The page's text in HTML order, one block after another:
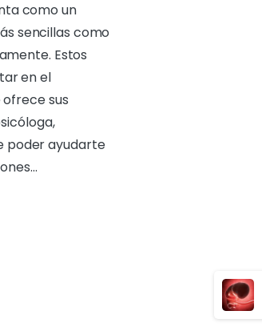
como un
sencillas como
Estos
en el
sus
poder ayudarte